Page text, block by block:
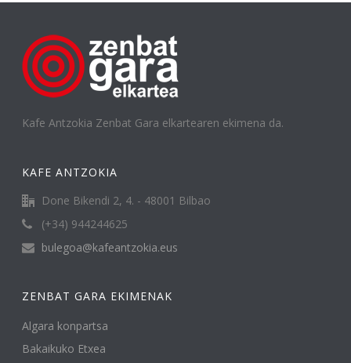
Kafe Antzokia Zenbat Gara elkartearen ekimena da.
KAFE ANTZOKIA
Done Bikendi 2, 4. - 48001 Bilbao
(+34) 944244625
bulegoa@kafeantzokia.eus
ZENBAT GARA EKIMENAK
Algara konpartsa
Bakaikuko Etxea